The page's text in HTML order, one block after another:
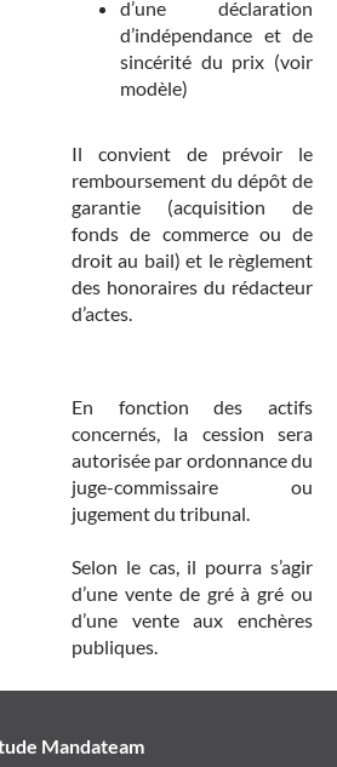
d’une déclaration
d’indépendance et de
sincérité du prix (voir
modèle)
Il convient de prévoir le
remboursement du dépôt de
garantie (acquisition de
fonds de commerce ou de
droit au bail) et le règlement
des honoraires du rédacteur
d’actes.
En fonction des actifs
concernés, la cession sera
autorisée par ordonnance du
juge-commissaire ou
jugement du tribunal.
Selon le cas, il pourra s’agir
d’une vente de gré à gré ou
d’une vente aux enchères
publiques.
Mandateam